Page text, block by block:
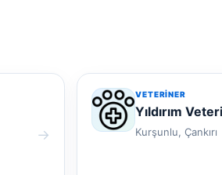
→
VETERINER
Yıldırım
Kurşunlu, Çankırı